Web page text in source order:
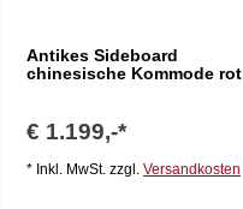
Antikes Sideboard
chinesische Kommode rot
€ 1.199,-*
* Inkl. MwSt. zzgl. Versandkosten